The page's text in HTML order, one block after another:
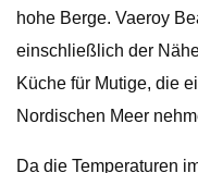
hohe Berge. Vaeroy
einschließlich der
Küche für Mutige, die
Nordischen Meer
Da die Temperaturen